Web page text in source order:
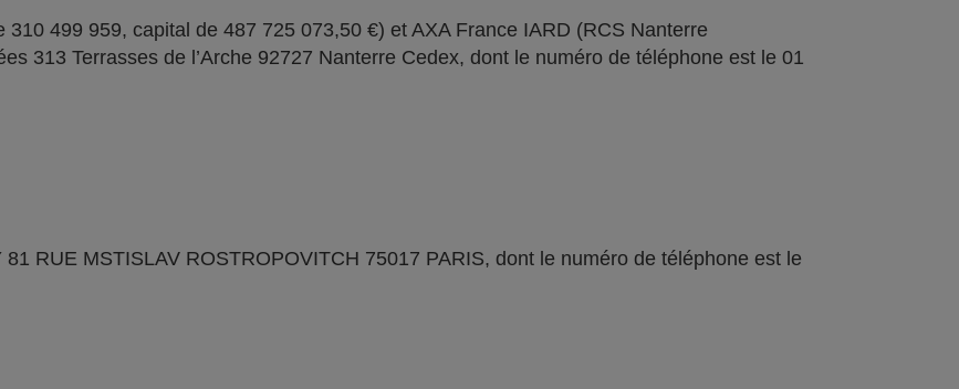
499 959, capital de 487 725 073,50 €) et AXA France IARD (RCS Nanterre
313 Terrasses de l’Arche 92727 Nanterre Cedex, dont le numéro de téléphone est le 01
RUE MSTISLAV ROSTROPOVITCH 75017 PARIS, dont le numéro de téléphone est le